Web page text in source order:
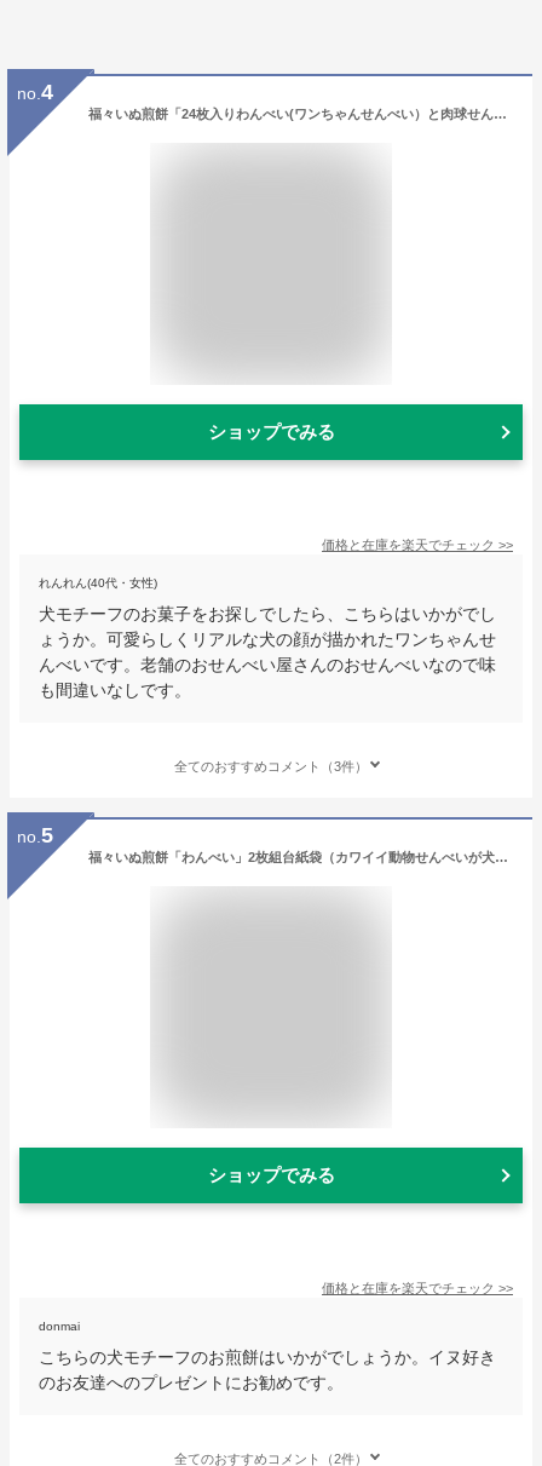
no. 4
福々いぬ煎餅「24枚入りわんべい(ワンちゃんせんべい）と肉球せんべいのギフト箱」（カワイイ動物せんべいが犬好きさんの心を掴みます）犬モチーフ・犬の形・イヌ柄のお菓子（スイーツ）。
ショップでみる
価格と在庫を楽天でチェック >>
れんれん(40代・女性)
犬モチーフのお菓子をお探しでしたら、こちらはいかがでし
ょうか。可愛らしくリアルな犬の顔が描かれたワンちゃんせ
んべいです。老舗のおせんべい屋さんのおせんべいなので味
も間違いなしです。
全てのおすすめコメント（3件）
no. 5
福々いぬ煎餅「わんべい」2枚組台紙袋（カワイイ動物せんべいが犬好きさんの心を掴みます）犬モチーフ・犬の形・イヌ柄のお菓子（スイーツ）。
ショップでみる
価格と在庫を楽天でチェック >>
donmai
こちらの犬モチーフのお煎餅はいかがでしょうか。イヌ好き
のお友達へのプレゼントにお勧めです。
全てのおすすめコメント（2件）